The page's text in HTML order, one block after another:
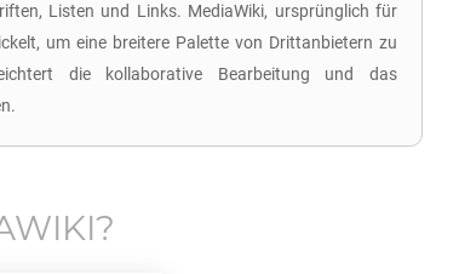
Listen und Links. MediaWiki, ursprünglich für
um eine breitere Palette von Drittanbietern zu
die kollaborative Bearbeitung und das
?